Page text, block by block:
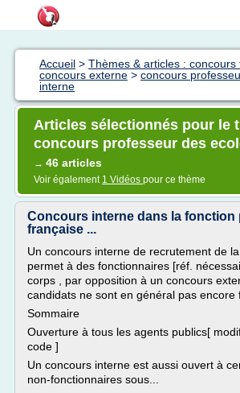
Accueil > Thèmes & articles : concours
concours externe > concours
interne
Articles sélectionnés pour le
concours professeur des
→ 46 articles
Voir également 1 Vidéos pour ce thème
Concours interne dans la fonction
française ...
Un concours interne de recrutement de
permet à des fonctionnaires [réf.
corps , par opposition à un concours
candidats ne sont en général pas encore
Sommaire
Ouverture à tous les agents publics[
code ]
Un concours interne est aussi ouvert à
non-fonctionnaires sous...